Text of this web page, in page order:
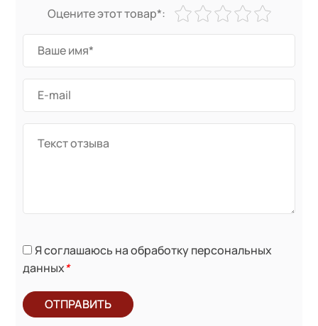
Оцените этот товар*:
Я соглашаюсь на обработку персональных
данных*
ОТПРАВИТЬ